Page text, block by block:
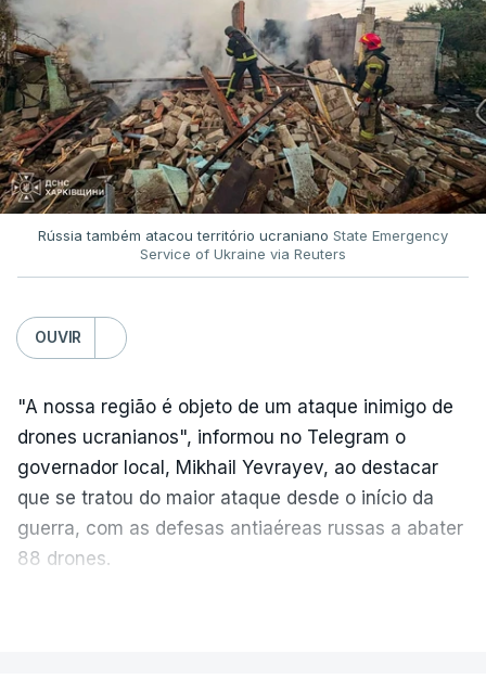
Rússia também atacou território ucraniano State Emergency
Service of Ukraine via Reuters
OUVIR
"A nossa região é objeto de um ataque inimigo de
drones ucranianos", informou no Telegram o
governador local, Mikhail Yevrayev, ao destacar
que se tratou do maior ataque desde o início da
guerra, com as defesas antiaéreas russas a abater
88 drones.